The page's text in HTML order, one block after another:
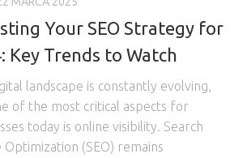
Your SEO Strategy for
Key Trends to Watch
landscape is constantly evolving,
of the most critical aspects for
today is online visibility. Search
Optimization (SEO) remains